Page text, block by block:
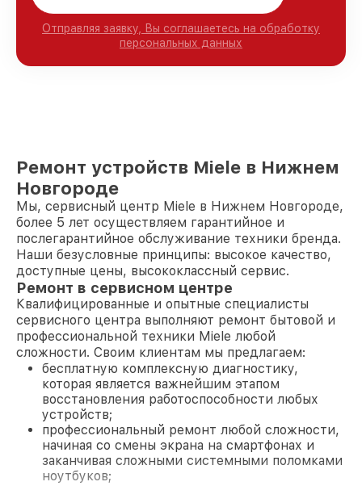
Отправляя заявку, Вы соглашаетесь на обработку
персональных данных
Ремонт устройств Miele в Нижнем
Новгороде
Мы, сервисный центр Miele в Нижнем Новгороде,
более 5 лет осуществляем гарантийное и
послегарантийное обслуживание техники бренда.
Наши безусловные принципы: высокое качество,
доступные цены, высококлассный сервис.
Ремонт в сервисном центре
Квалифицированные и опытные специалисты
сервисного центра выполняют ремонт бытовой и
профессиональной техники Miele любой
сложности. Своим клиентам мы предлагаем:
бесплатную комплексную диагностику,
которая является важнейшим этапом
восстановления работоспособности любых
устройств;
профессиональный ремонт любой сложности,
начиная со смены экрана на смартфонах и
заканчивая сложными системными поломками
ноутбуков;